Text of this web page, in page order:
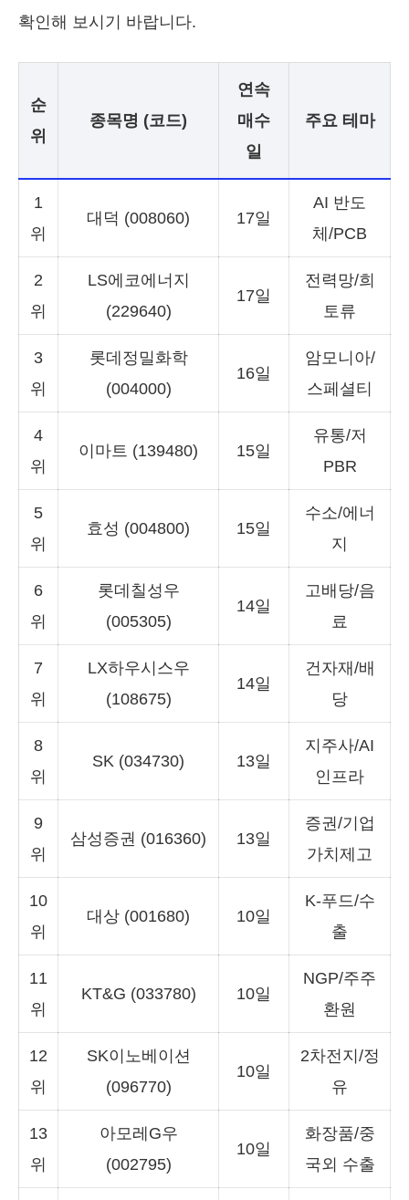
확인해 보시기 바랍니다.
순
위
종목명 (코드)
연속
매수
일
주요 테마
1
위
대덕 (008060) 17일
AI 반도
체/PCB
2
위
LS에코에너지
(229640)
17일
전력망/희
토류
3
위
롯데정밀화학
(004000)
16일
암모니아/
스페셜티
4
위
이마트 (139480) 15일
유통/저
PBR
5
위
효성 (004800) 15일
수소/에너
지
6
위
롯데칠성우
(005305)
14일
고배당/음
료
7
위
LX하우시스우
(108675)
14일
건자재/배
당
8
위
SK (034730) 13일
지주사/AI
인프라
9
위
삼성증권 (016360) 13일
증권/기업
가치제고
10
위
대상 (001680) 10일
K-푸드/수
출
11
위
KT&G (033780) 10일
NGP/주주
환원
12
위
SK이노베이션
(096770)
10일
2차전지/정
유
13
위
아모레G우
(002795)
10일
화장품/중
국외 수출